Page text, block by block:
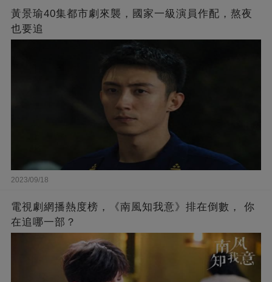
黃景瑜40集都市劇來襲，國家一級演員作配，熬夜
也要追
2023/09/18
電視劇網播熱度榜，《南風知我意》排在倒數， 你
在追哪一部？